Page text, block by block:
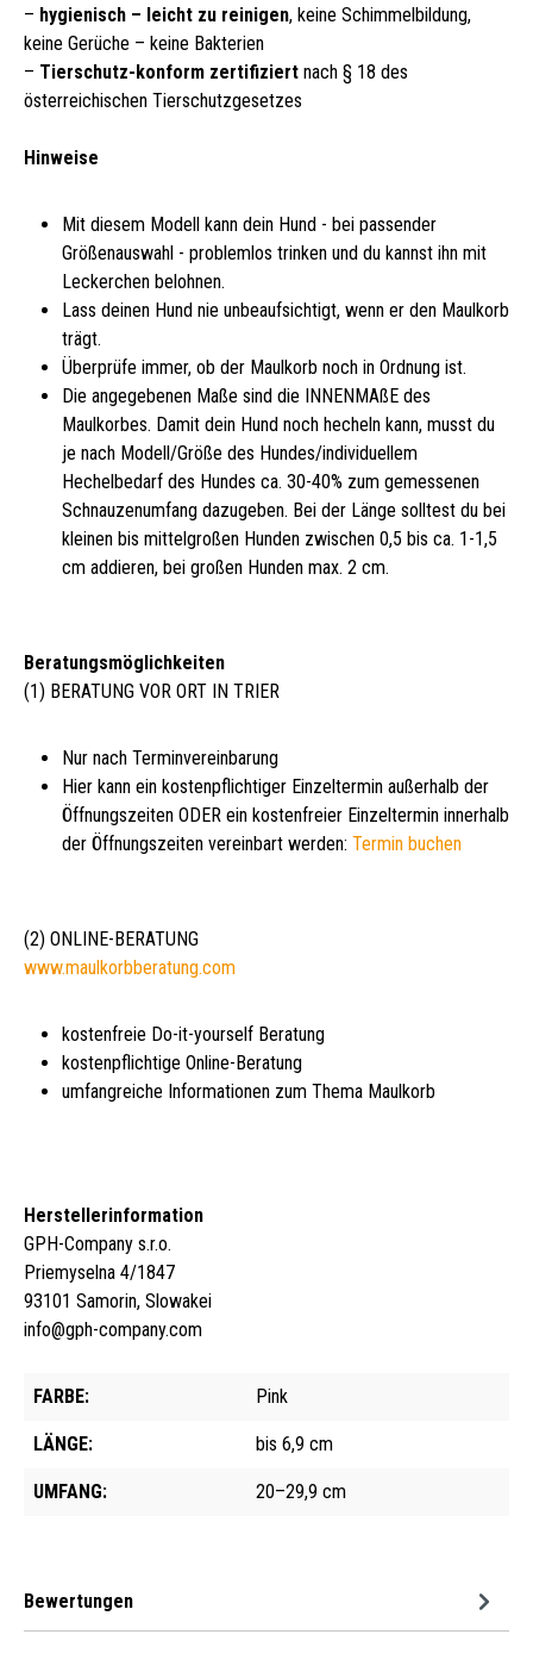
– hygienisch – leicht zu reinigen, keine Schimmelbildung,
keine Gerüche – keine Bakterien
– Tierschutz-konform zertifiziert nach § 18 des
österreichischen Tierschutzgesetzes
Hinweise
Mit diesem Modell kann dein Hund - bei passender
Größenauswahl - problemlos trinken und du kannst ihn mit
Leckerchen belohnen.
Lass deinen Hund nie unbeaufsichtigt, wenn er den Maulkorb
trägt.
Überprüfe immer, ob der Maulkorb noch in Ordnung ist.
Die angegebenen Maße sind die INNENMAßE des
Maulkorbes. Damit dein Hund noch hecheln kann, musst du
je nach Modell/Größe des Hundes/individuellem
Hechelbedarf des Hundes ca. 30-40% zum gemessenen
Schnauzenumfang dazugeben. Bei der Länge solltest du bei
kleinen bis mittelgroßen Hunden zwischen 0,5 bis ca. 1-1,5
cm addieren, bei großen Hunden max. 2 cm.
Beratungsmöglichkeiten
(1) BERATUNG VOR ORT IN TRIER
Nur nach Terminvereinbarung
Hier kann ein kostenpflichtiger Einzeltermin außerhalb der
Öffnungszeiten ODER ein kostenfreier Einzeltermin innerhalb
der Öffnungszeiten vereinbart werden: Termin buchen
(2) ONLINE-BERATUNG
www.maulkorbberatung.com
kostenfreie Do-it-yourself Beratung
kostenpflichtige Online-Beratung
umfangreiche Informationen zum Thema Maulkorb
Herstellerinformation
GPH-Company s.r.o.
Priemyselna 4/1847
93101 Samorin, Slowakei
info@gph-company.com
FARBE: Pink
LÄNGE: bis 6,9 cm
UMFANG: 20–29,9 cm
Bewertungen